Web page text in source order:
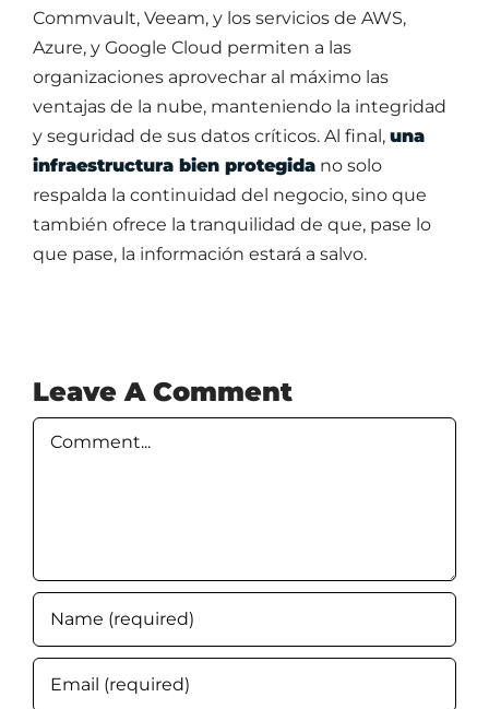
Commvault, Veeam, y los servicios de AWS,
Azure, y Google Cloud permiten a las
organizaciones aprovechar al máximo las
ventajas de la nube, manteniendo la integridad
y seguridad de sus datos críticos. Al final, una
infraestructura bien protegidano solo
respalda la continuidad del negocio, sino que
también ofrece la tranquilidad de que, pase lo
que pase, la información estará a salvo.
Leave A Comment
Comment